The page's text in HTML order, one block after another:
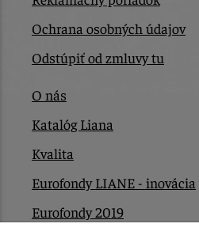
Ochrana osobných údajov
Odstúpiť od zmluvy tu
O nás
Katalóg Liana
Kvalita
Eurofondy LIANE - inovácia
Eurofondy 2019